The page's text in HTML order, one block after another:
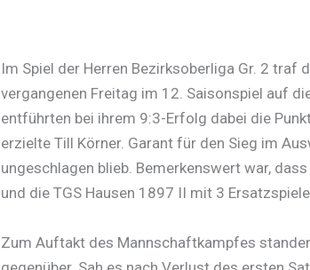
Im Spiel der Herren Bezirksoberliga Gr. 2 traf
vergangenen Freitag im 12. Saisonspiel auf
entführten bei ihrem 9:3-Erfolg dabei die
erzielte Till Körner. Garant für den Sieg im
ungeschlagen blieb. Bemerkenswert war,
und die TGS Hausen 1897 II mit 3
Zum Auftakt des Mannschaftkampfes